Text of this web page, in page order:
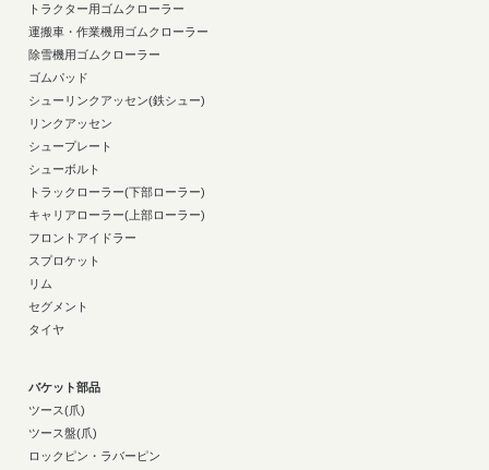
トラクター用ゴムクローラー
運搬車・作業機用ゴムクローラー
除雪機用ゴムクローラー
ゴムパッド
シューリンクアッセン(鉄シュー)
リンクアッセン
シュープレート
シューボルト
トラックローラー(下部ローラー)
キャリアローラー(上部ローラー)
フロントアイドラー
スプロケット
リム
セグメント
タイヤ
バケット部品
ツース(爪)
ツース盤(爪)
ロックピン・ラバーピン